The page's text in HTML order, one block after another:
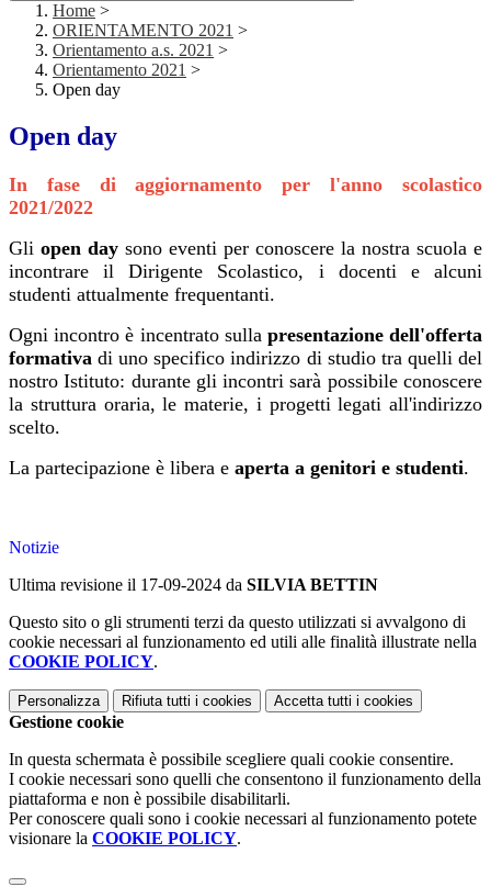
Home >
ORIENTAMENTO 2021 >
Orientamento a.s. 2021 >
Orientamento 2021 >
Open day
Open day
In fase di aggiornamento per l'anno scolastico
2021/2022
Gli open day sono eventi per conoscere la nostra scuola e
incontrare il Dirigente Scolastico, i docenti e alcuni
studenti attualmente frequentanti.
Ogni incontro è incentrato sulla presentazione dell'offerta
formativa di uno specifico indirizzo di studio tra quelli del
nostro Istituto: durante gli incontri sarà possibile conoscere
la struttura oraria, le materie, i progetti legati all'indirizzo
scelto.
La partecipazione è libera e aperta a genitori e studenti.
Notizie
Ultima revisione il 17-09-2024 da SILVIA BETTIN
Questo sito o gli strumenti terzi da questo utilizzati si avvalgono di
cookie necessari al funzionamento ed utili alle finalità illustrate nella
COOKIE POLICY.
Personalizza Rifiuta tutti i cookies Accetta tutti i cookies
Gestione cookie
In questa schermata è possibile scegliere quali cookie consentire.
I cookie necessari sono quelli che consentono il funzionamento della
piattaforma e non è possibile disabilitarli.
Per conoscere quali sono i cookie necessari al funzionamento potete
visionare la COOKIE POLICY.